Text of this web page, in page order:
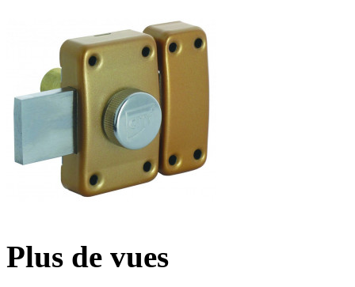
Plus de vues